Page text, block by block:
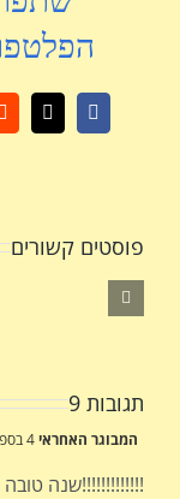
Facebook
X
פוסטים קשורים
תגובות 9
המבוגר האחראי
שנה טובה!!!!!!!!!!!!!